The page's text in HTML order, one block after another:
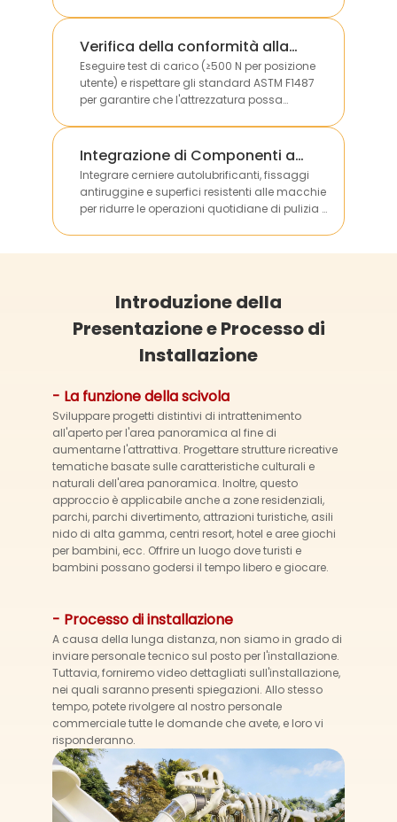
Verifica della conformità alla
portata
Eseguire test di carico (≥500 N per posizione
utente) e rispettare gli standard ASTM F1487
per garantire che l'attrezzatura possa
Integrazione di Componenti a
Basso Manutenzione
Integrare cerniere autolubrificanti, fissaggi
antiruggine e superfici resistenti alle macchie
per ridurre le operazioni quotidiane di pulizia e
Introduzione della
Presentazione e Processo di
Installazione
- La funzione della scivola
Sviluppare progetti distintivi di intrattenimento
all'aperto per l'area panoramica al fine di
aumentarne l'attrattiva. Progettare strutture ricreative
tematiche basate sulle caratteristiche culturali e
naturali dell'area panoramica. Inoltre, questo
approccio è applicabile anche a zone residenziali,
parchi, parchi divertimento, attrazioni turistiche, asili
nido di alta gamma, centri resort, hotel e aree giochi
per bambini, ecc. Offrire un luogo dove turisti e
bambini possano godersi il tempo libero e giocare.
- Processo di installazione
A causa della lunga distanza, non siamo in grado di
inviare personale tecnico sul posto per l'installazione.
Tuttavia, forniremo video dettagliati sull'installazione,
nei quali saranno presenti spiegazioni. Allo stesso
tempo, potete rivolgere al nostro personale
commerciale tutte le domande che avete, e loro vi
risponderanno.